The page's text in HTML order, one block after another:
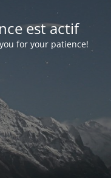
est actif
for your patience!